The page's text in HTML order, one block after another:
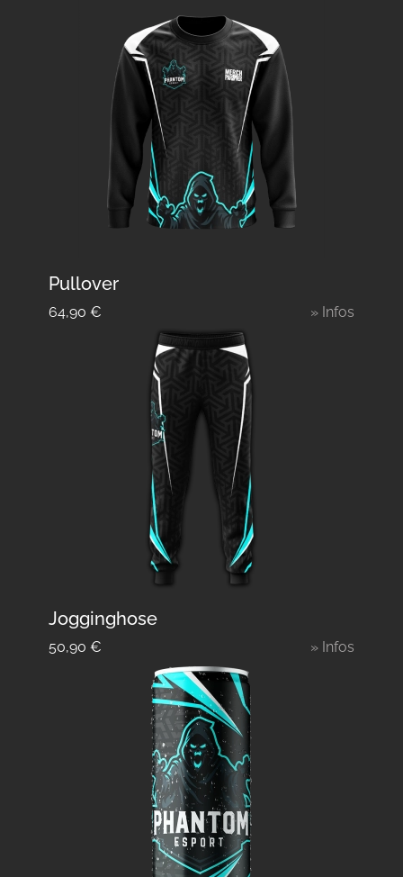
Pullover
64,90 € » Infos
Jogginghose
50,90 € » Infos